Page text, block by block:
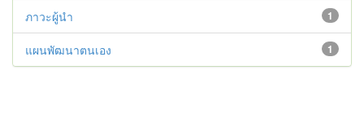
1
ภาวะผู้นำ
1
แผนพัฒนาตนเอง